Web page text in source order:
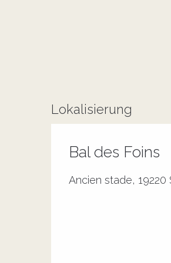
Lokalisierung
Bal des Foins
Ancien stade, 19220